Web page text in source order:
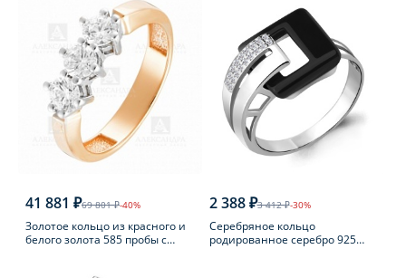
41 881 ₽69 801 ₽-40%
Золотое кольцо из красного и
белого золота 585 пробы с
2 388 ₽3 412 ₽-30%
Серебряное кольцо
родированное серебро 925